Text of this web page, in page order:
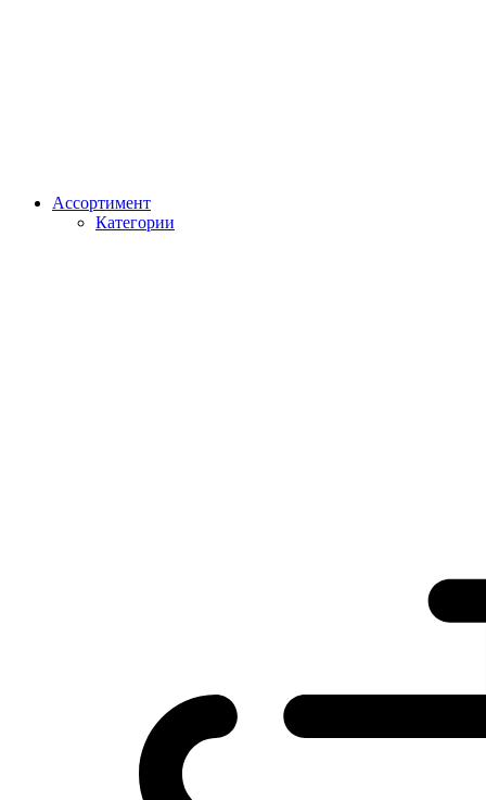
Ассортимент
Категории